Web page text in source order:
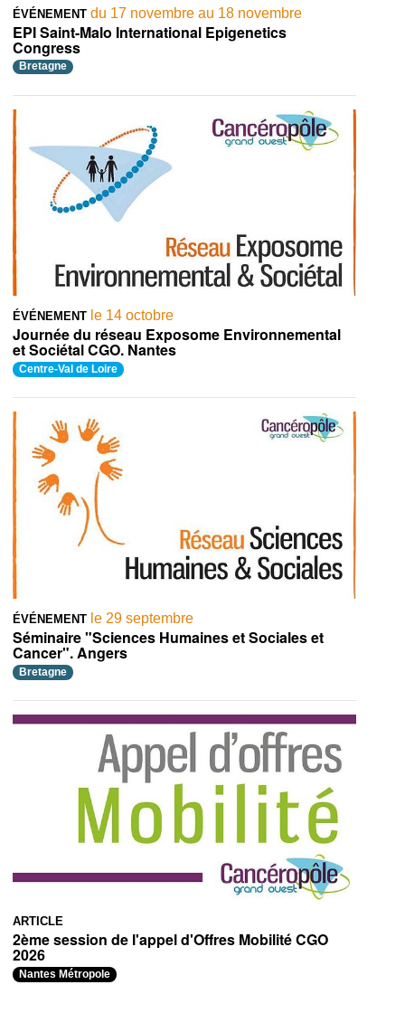
ÉVÉNEMENT du 17 novembre au 18 novembre
EPI Saint-Malo International Epigenetics
Congress
Bretagne
ÉVÉNEMENT le 14 octobre
Journée du réseau Exposome Environnemental
et Sociétal CGO. Nantes
Centre-Val de Loire
ÉVÉNEMENT le 29 septembre
Séminaire "Sciences Humaines et Sociales et
Cancer". Angers
Bretagne
ARTICLE
2ème session de l'appel d'Offres Mobilité CGO
2026
Nantes Métropole